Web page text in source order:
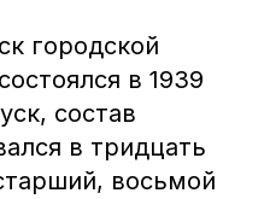
городской
в 1939
состав
в тридцать
восьмой